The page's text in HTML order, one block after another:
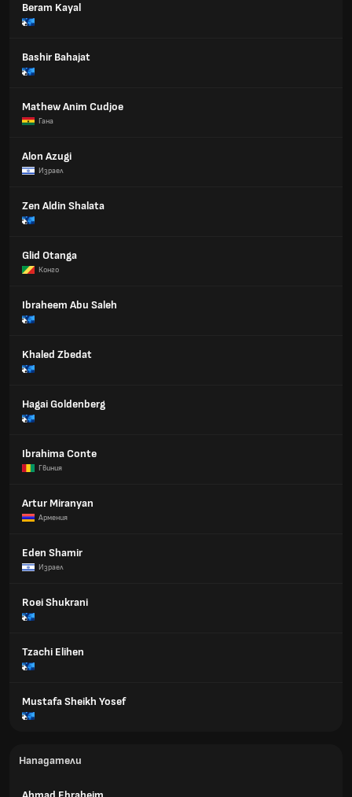
Beram Kayal
Bashir Bahajat
Mathew Anim Cudjoe
Гана
Alon Azugi
Израел
Zen Aldin Shalata
Glid Otanga
Конго
Ibraheem Abu Saleh
Khaled Zbedat
Hagai Goldenberg
Ibrahima Conte
Гвиния
Artur Miranyan
Армения
Eden Shamir
Израел
Roei Shukrani
Tzachi Elihen
Mustafa Sheikh Yosef
Нападатели